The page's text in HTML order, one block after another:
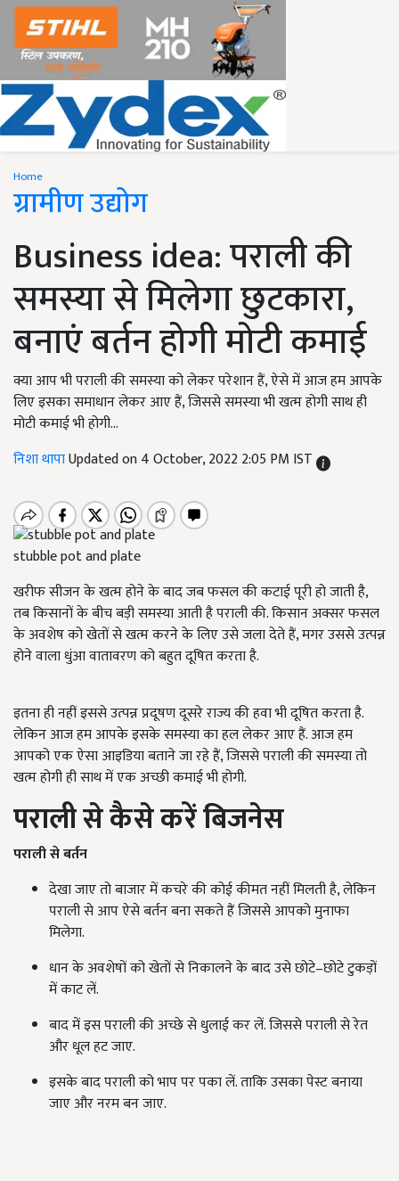
Home
ग्रामीण उद्योग
Business idea: पराली की
समस्या से मिलेगा छुटकारा,
बनाएं बर्तन होगी मोटी कमाई
क्या आप भी पराली की समस्या को लेकर परेशान हैं, ऐसे में आज हम आपके
लिए इसका समाधान लेकर आए हैं, जिससे समस्या भी खत्म होगी साथ ही
मोटी कमाई भी होगी...
निशा थापाUpdated on 4 October, 2022 2:05 PM IST
stubble pot and plate
खरीफ सीजन के खत्म होने के बाद जब फसल की कटाई पूरी हो जाती है,
तब किसानों के बीच बड़ी समस्या आती है पराली की. किसान अक्सर फसल
के अवशेष को खेतों से खत्म करने के लिए उसे जला देते हैं, मगर उससे उत्पन्न
होने वाला धुंआ वातावरण को बहुत दूषित करता है.
इतना ही नहीं इससे उत्पन्न प्रदूषण दूसरे राज्य की हवा भी दूषित करता है.
लेकिन आज हम आपके इसके समस्या का हल लेकर आए हैं. आज हम
आपको एक ऐसा आइडिया बताने जा रहे हैं, जिससे पराली की समस्या तो
खत्म होगी ही साथ में एक अच्छी कमाई भी होगी.
पराली से कैसे करें बिजनेस
पराली से बर्तन
देखा जाए तो बाजार में कचरे की कोई कीमत नहीं मिलती है, लेकिन
पराली से आप ऐसे बर्तन बना सकते हैं जिससे आपको मुनाफा
मिलेगा.
धान के अवशेषों को खेतों से निकालने के बाद उसे छोटे–छोटे टुकड़ों
में काट लें.
बाद में इस पराली की अच्छे से धुलाई कर लें. जिससे पराली से रेत
और धूल हट जाए.
इसके बाद पराली को भाप पर पका लें. ताकि उसका पेस्ट बनाया
जाए और नरम बन जाए.